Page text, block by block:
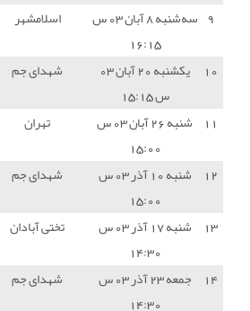
آریو اسلامشهر 1 - 1
جم پارس جنوبی جم 1 - 1
سایپا 2 - 1
جم پارس جنوبی جم 2 - 1
آبادان صنعت نفت آبادان 1 - 0
جم پارس جنوبی جم 4 - 0